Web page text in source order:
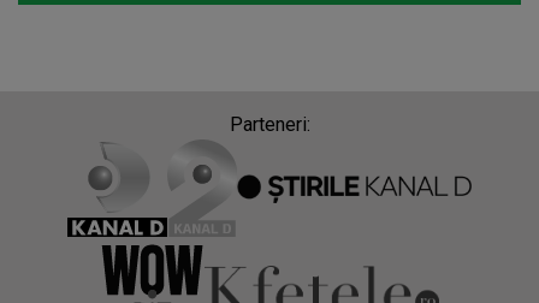
Parteneri: